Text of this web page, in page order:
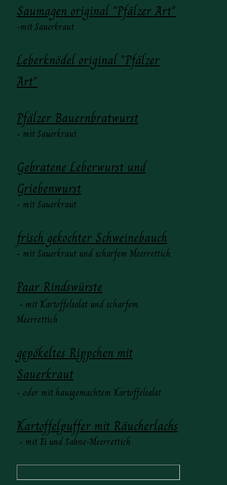
Saumagen original "Pfälzer Art"
-mit Sauerkraut
Leberknödel original "Pfälzer
Art"
Pfälzer Bauernbratwurst
- mit Sauerkraut
Gebratene Leberwurst und
Griebenwurst
- mit Sauerkraut
frisch gekochter Schweinebauch
- mit Sauerkraut und scharfem Meerrettich
Paar Rindswürste
- mit Kartoffelsalat und scharfem
Meerrettich
gepökeltes Rippchen mit
Sauerkraut
- oder mit hausgemachtem Kartoffelsalat
Kartoffelpuffer mit Räucherlachs
- mit Ei und Sahne-Meerrettich